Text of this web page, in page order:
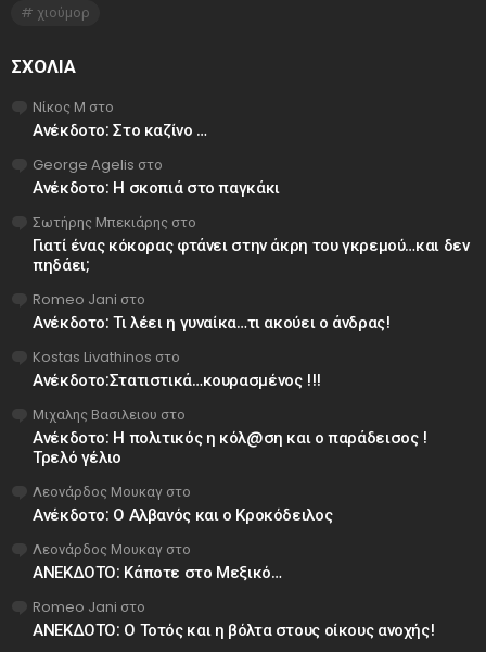
χιούμορ
ΣΧΌΛΙΑ
Νίκος Μ στο
Ανέκδοτο: Στο καζίνο …
George Agelis στο
Ανέκδοτο: Η σκοπιά στο παγκάκι
Σωτήρης Μπεκιάρης στο
Γιατί ένας κόκορας φτάνει στην άκρη του γκρεμού…και δεν
πηδάει;
Romeo Jani στο
Ανέκδοτο: Τι λέει η γυναίκα…τι ακούει ο άνδρας!
Kostas Livathinos στο
Ανέκδοτο:Στατιστικά…κουρασμένος !!!
Μιχαλης Βασιλειου στο
Ανέκδοτο: Η πολιτικός η κόλ@ση και ο παράδεισος !
Τρελό γέλιο
Λεονάρδος Μουκαγ στο
Ανέκδοτο: Ο Αλβανός και ο Κροκόδειλος
Λεονάρδος Μουκαγ στο
ΑΝΕΚΔΟΤΟ: Κάποτε στο Μεξικό…
Romeo Jani στο
ΑΝΕΚΔΟΤΟ: Ο Τοτός και η βόλτα στους οίκους ανοχής!